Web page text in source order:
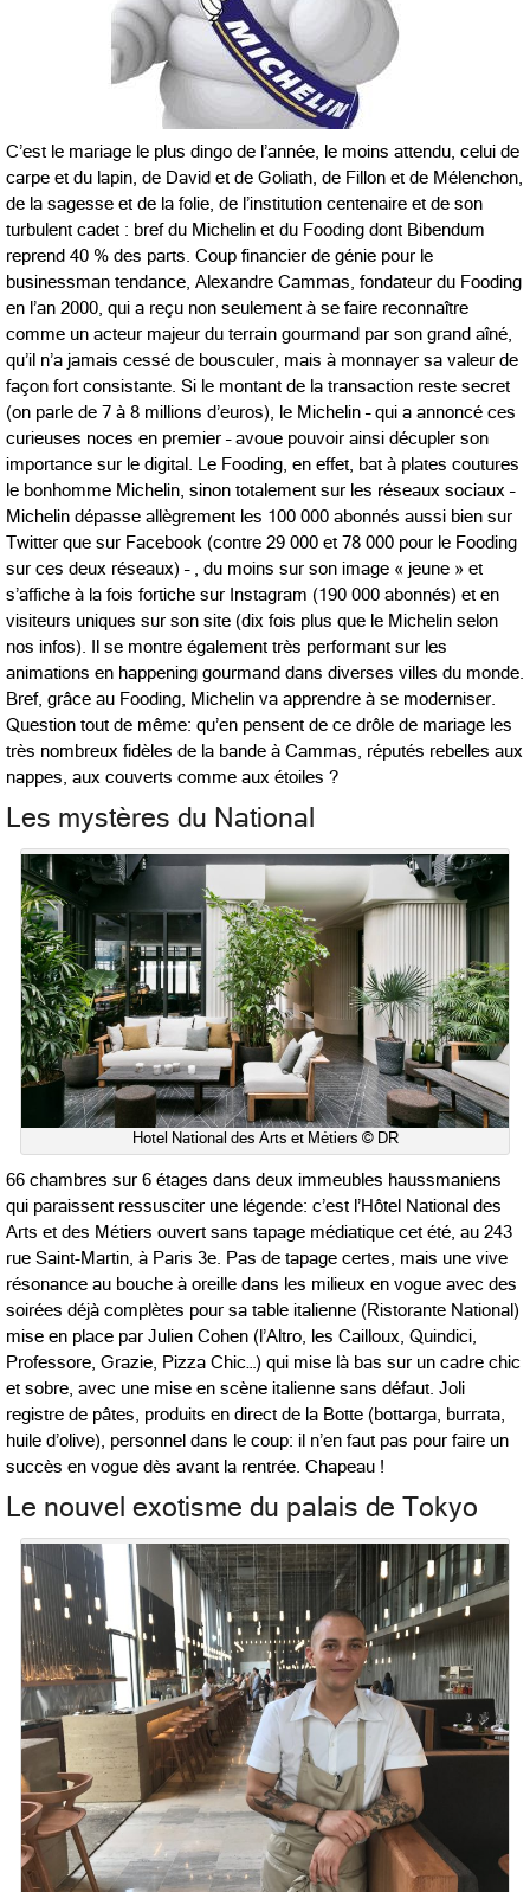
C’est le mariage le plus dingo de l’année, le moins attendu, celui de
carpe et du lapin, de David et de Goliath, de Fillon et de Mélenchon,
de la sagesse et de la folie, de l’institution centenaire et de son
turbulent cadet : bref du Michelin et du Fooding dont Bibendum
reprend 40 % des parts. Coup financier de génie pour le
businessman tendance, Alexandre Cammas, fondateur du Fooding
en l’an 2000, qui a reçu non seulement à se faire reconnaître
comme un acteur majeur du terrain gourmand par son grand aîné,
qu’il n’a jamais cessé de bousculer, mais à monnayer sa valeur de
façon fort consistante. Si le montant de la transaction reste secret
(on parle de 7 à 8 millions d’euros), le Michelin – qui a annoncé ces
curieuses noces en premier – avoue pouvoir ainsi décupler son
importance sur le digital. Le Fooding, en effet, bat à plates coutures
le bonhomme Michelin, sinon totalement sur les réseaux sociaux –
Michelin dépasse allègrement les 100 000 abonnés aussi bien sur
Twitter que sur Facebook (contre 29 000 et 78 000 pour le Fooding
sur ces deux réseaux) – , du moins sur son image « jeune » et
s’affiche à la fois fortiche sur Instagram (190 000 abonnés) et en
visiteurs uniques sur son site (dix fois plus que le Michelin selon
nos infos). Il se montre également très performant sur les
animations en happening gourmand dans diverses villes du monde.
Bref, grâce au Fooding, Michelin va apprendre à se moderniser.
Question tout de même: qu’en pensent de ce drôle de mariage les
très nombreux fidèles de la bande à Cammas, réputés rebelles aux
nappes, aux couverts comme aux étoiles ?
Les mystères du National
Hotel National des Arts et Métiers © DR
66 chambres sur 6 étages dans deux immeubles haussmaniens
qui paraissent ressusciter une légende: c’est l’Hôtel National des
Arts et des Métiers ouvert sans tapage médiatique cet été, au 243
rue Saint-Martin, à Paris 3e. Pas de tapage certes, mais une vive
résonance au bouche à oreille dans les milieux en vogue avec des
soirées déjà complètes pour sa table italienne (Ristorante National)
mise en place par Julien Cohen (l’Altro, les Cailloux, Quindici,
Professore, Grazie, Pizza Chic…) qui mise là bas sur un cadre chic
et sobre, avec une mise en scène italienne sans défaut. Joli
registre de pâtes, produits en direct de la Botte (bottarga, burrata,
huile d’olive), personnel dans le coup: il n’en faut pas pour faire un
succès en vogue dès avant la rentrée. Chapeau !
Le nouvel exotisme du palais de Tokyo